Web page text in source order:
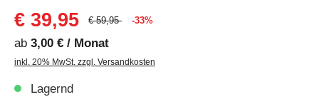
€ 39,95
€ 59,95 -33%
ab 3,00 € / Monat
inkl. 20% MwSt. zzgl. Versandkosten
Lagernd